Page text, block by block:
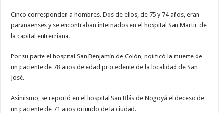
Cinco corresponden a hombres. Dos de ellos, de 75 y 74 años, eran
paranaenses y se encontraban internados en el hospital San Martin de
la capital entrerriana.
Por su parte el hospital San Benjamín de Colón, notificó la muerte de
un paciente de 78 años de edad procedente de la localidad de San
José.
Asimismo, se reportó en el hospital San Blás de Nogoyá el deceso de
un paciente de 71 años oriundo de la ciudad.